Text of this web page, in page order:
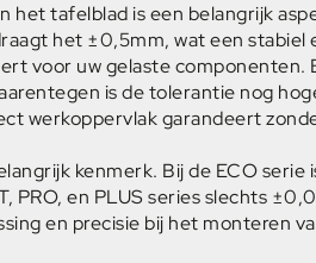
het tafelblad is een belangrijk
het ±0,5mm, wat een stabiel
voor uw gelaste componenten.
is de tolerantie nog
werkoppervlak garandeert
kenmerk. Bij de ECO serie
PRO, en PLUS series slechts
en precisie bij het monteren